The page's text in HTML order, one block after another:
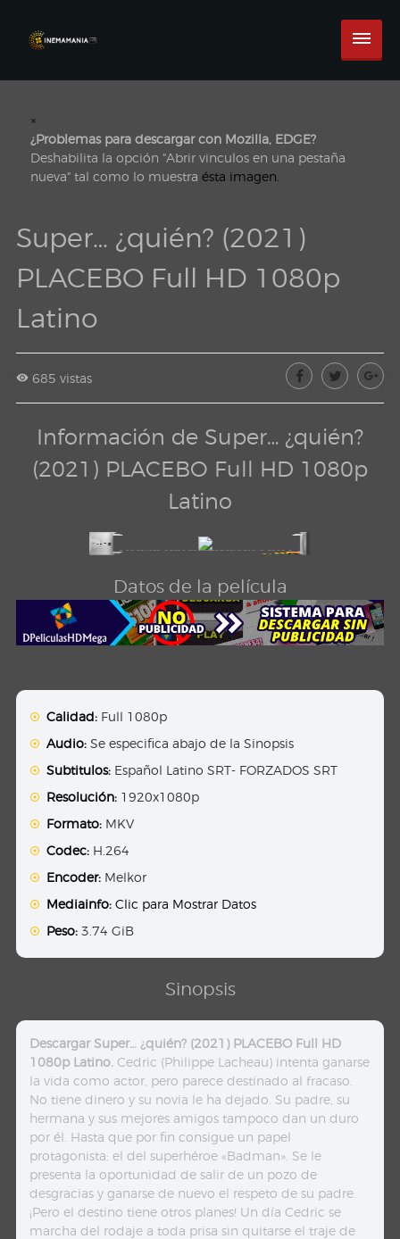
×
¿Problemas para descargar con Mozilla, EDGE?
Deshabilita la opción "Abrir vinculos en una pestaña
nueva" tal como lo muestra ésta imagen.
Super… ¿quién? (2021)
PLACEBO Full HD 1080p
Latino
685 vistas
Información de Super… ¿quién?
(2021) PLACEBO Full HD 1080p
Latino
Datos de la película
Calidad: Full 1080p
Audio: Se especifica abajo de la Sinopsis
Subtitulos: Español Latino SRT- FORZADOS SRT
Resolución: 1920x1080p
Formato: MKV
Codec: H.264
Encoder: Melkor
Mediainfo: Clic para Mostrar Datos
Peso: 3.74 GiB
Sinopsis
Descargar Super… ¿quién? (2021) PLACEBO Full HD
1080p Latino. Cedric (Philippe Lacheau) intenta ganarse
la vida como actor, pero parece destinado al fracaso.
No tiene dinero y su novia le ha dejado. Su padre, su
hermana y sus mejores amigos tampoco dan un duro
por él. Hasta que por fin consigue un papel
protagonista: el del superhéroe «Badman». Se le
presenta la oportunidad de salir de un pozo de
desgracias y ganarse de nuevo el respeto de su padre.
¡Pero el destino tiene otros planes! Un día Cedric se
marcha del rodaje a toda prisa sin quitarse el traje de